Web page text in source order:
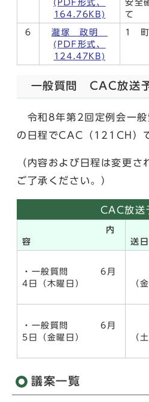
(PDF形式、
164.76KB)
安全
6
瀧塚 政明
(PDF形式、
124.47KB)
1 町
一般質問 CAC放送予
令和8年第2回定例会一般
の日程でCAC（121CH）
（内容および日程は変更
ご了承ください。）
CAC放送
内
容
送
・一般質問 6月
4日（木曜日）
6
（
・一般質問 6月
5日（金曜日）
6
（
議案一覧